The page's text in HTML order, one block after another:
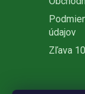
údajov
Zľava